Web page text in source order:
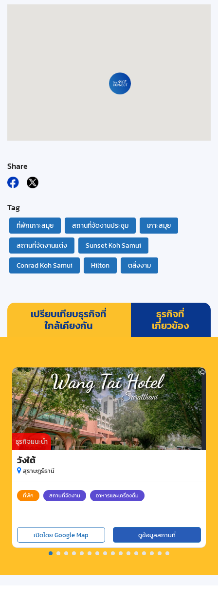
Share
Tag
ที่พักเกาะสมุย สถานที่จัดงานประชุม
เกาะสมุย
สถานที่จัดงานแต่ง
Sunset Koh Samui
Conrad Koh Samui
Hilton ตลิ่งงาม
เปรียบเทียบธุรกิจที่
ใกล้เคียงกัน
ธุรกิจที่
เกี่ยวข้อง
ธุรกิจแนะนำ
วังใต้
สุราษฎร์ธานี
ที่พัก สถานที่จัดงาน อาหารและเครื่องดื่ม
เปิดโดย Google Map ดูข้อมูลสถานที่